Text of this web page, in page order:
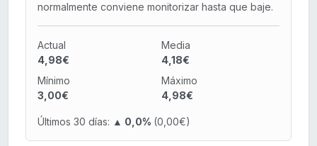
normalmente conviene monitorizar hasta que baje.
Actual
4,98€
Media
4,18€
Mínimo
3,00€
Máximo
4,98€
Últimos 30 días: ▲ 0,0% (0,00€)